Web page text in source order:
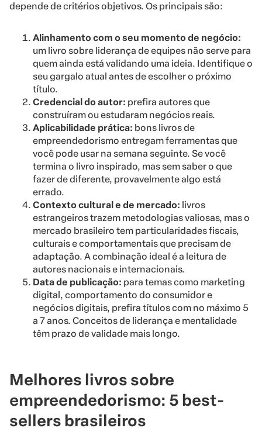
depende de critérios objetivos. Os principais são:
Alinhamento com o seu momento de negócio:
um livro sobre liderança de equipes não serve para
quem ainda está validando uma ideia. Identifique o
seu gargalo atual antes de escolher o próximo
título.
Credencial do autor: prefira autores que
construíram ou estudaram negócios reais.
Aplicabilidade prática: bons livros de
empreendedorismo entregam ferramentas que
você pode usar na semana seguinte. Se você
termina o livro inspirado, mas sem saber o que
fazer de diferente, provavelmente algo está
errado.
Contexto cultural e de mercado: livros
estrangeiros trazem metodologias valiosas, mas o
mercado brasileiro tem particularidades fiscais,
culturais e comportamentais que precisam de
adaptação. A combinação ideal é a leitura de
autores nacionais e internacionais.
Data de publicação: para temas como marketing
digital, comportamento do consumidor e
negócios digitais, prefira títulos com no máximo 5
a 7 anos. Conceitos de liderança e mentalidade
têm prazo de validade mais longo.
Melhores livros sobre
empreendedorismo: 5 best-
sellers brasileiros